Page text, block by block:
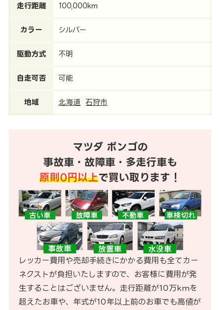
走行距離 100,000km
カラー シルバー
駆動方式 不明
自走可否 可能
地域 北海道 石狩市
マツダ ボンゴの
事故車・故障車・多走行車も
原則0円以上で買い取ります！
レッカー費用や売却手続きにかかる費用も全てカー
ネクストが負担いたしますので、お客様に費用が発
生することはございません。走行距離が10万kmを
超えたお車や、年式が10年以上前のお車でも高値が